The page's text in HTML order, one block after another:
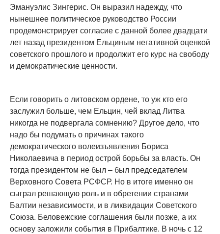
Эмануэлис Зингерис. Он выразил надежду, что
нынешнее политическое руководство России
продемонстрирует согласие с данной более двадцати
лет назад президентом Ельциным негативной оценкой
советского прошлого и продолжит его курс на свободу
и демократические ценности.
Если говорить о литовском ордене, то уж кто его
заслужил больше, чем Ельцин, чей вклад Литва
никогда не подвергала сомнению? Другое дело, что
надо бы подумать о причинах такого
демократического волеизъявления Бориса
Николаевича в период острой борьбы за власть. Он
тогда президентом не был – был председателем
Верховного Совета РСФСР. Но в итоге именно он
сыграл решающую роль и в обретении странами
Балтии независимости, и в ликвидации Советского
Союза. Беловежские соглашения были позже, а их
основу заложили события в Прибалтике. В ночь с 12